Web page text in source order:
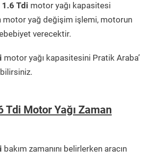
1.6 Tdi motor yağı kapasitesi
motor yağ değişim işlemi, motorun
verecektir.
motor yağı kapasitesini Pratik Araba’
Tdi Motor Yağı Zaman
bakım zamanını belirlerken aracın